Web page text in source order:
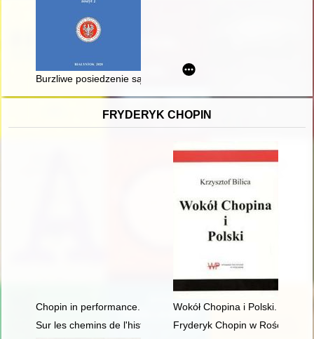
Burzliwe posiedzenie sądu pokoju w Sztabinie na tle okupacji
FRYDERYK CHOPIN
Chopin in performance. History, theory, practice
Wokół Chopina i Polski.
Sur les chemins de l'histoire littéraire. En hommage à Maciej
Fryderyk Chopin w Rościszewie